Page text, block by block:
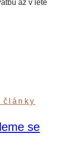
až v létě
články
se